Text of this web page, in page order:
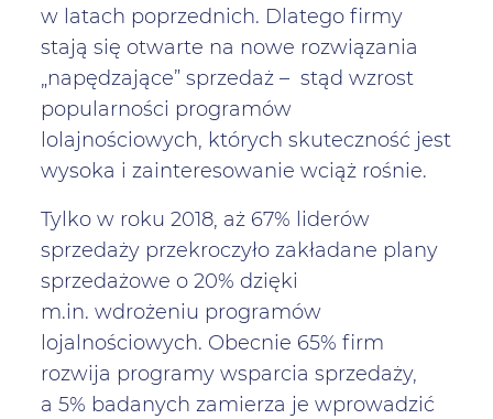
w latach poprzednich. Dlatego firmy
stają się otwarte na nowe rozwiązania
„napędzające” sprzedaż – stąd wzrost
popularności programów
lolajnościowych, których skuteczność jest
wysoka i zainteresowanie wciąż rośnie.
Tylko w roku 2018, aż 67% liderów
sprzedaży przekroczyło zakładane plany
sprzedażowe o 20% dzięki
m.in. wdrożeniu programów
lojalnościowych. Obecnie 65% firm
rozwija programy wsparcia sprzedaży,
a 5% badanych zamierza je wprowadzić